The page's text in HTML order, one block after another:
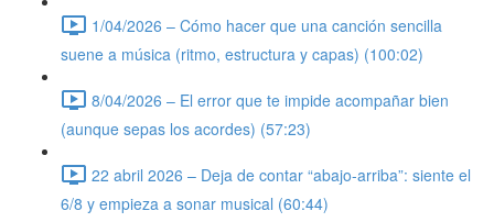
1/04/2026 – Cómo hacer que una canción sencilla
suene a música (ritmo, estructura y capas) (100:02)
8/04/2026 – El error que te impide acompañar bien
(aunque sepas los acordes) (57:23)
22 abril 2026 – Deja de contar “abajo-arriba”: siente el
6/8 y empieza a sonar musical (60:44)